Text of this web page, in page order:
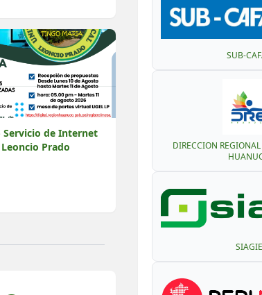
Servicio de Internet
Prado
SUB-
DIRECCION
SIAGIE